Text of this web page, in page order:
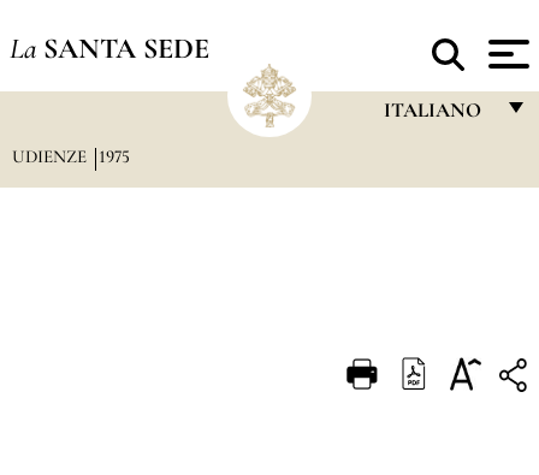
La SANTA SEDE
ITALIANO
DEUTSCH
UDIENZE 1975